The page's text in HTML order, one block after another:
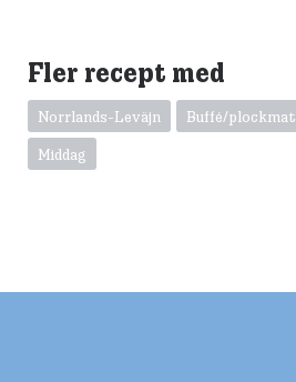
Fler recept med
Norrlands-Leväjn Buffé/plockmat
Middag